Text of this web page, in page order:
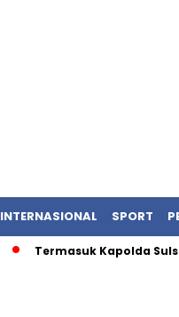
INTERNASIONAL SPORT
Termasuk Kapolda